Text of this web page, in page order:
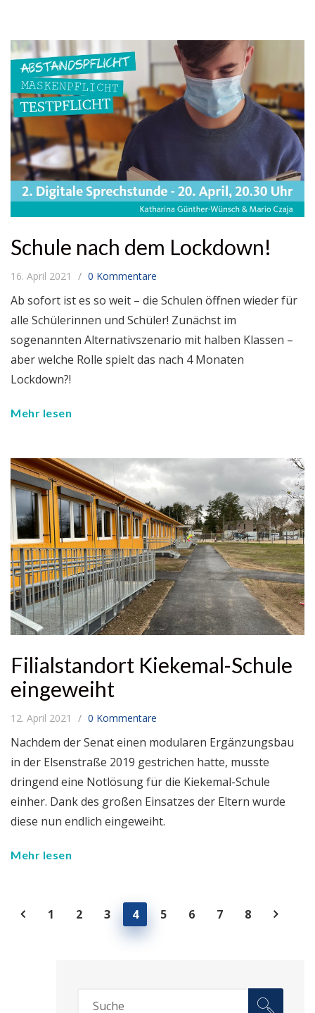
Schule nach dem Lockdown!
16. April 2021 0 Kommentare
Ab sofort ist es so weit – die Schulen öffnen wieder für
alle Schülerinnen und Schüler! Zunächst im
sogenannten Alternativszenario mit halben Klassen –
aber welche Rolle spielt das nach 4 Monaten
Lockdown?!
Mehr lesen
Filialstandort Kiekemal-Schule
eingeweiht
12. April 2021 0 Kommentare
Nachdem der Senat einen modularen Ergänzungsbau
in der Elsenstraße 2019 gestrichen hatte, musste
dringend eine Notlösung für die Kiekemal-Schule
einher. Dank des großen Einsatzes der Eltern wurde
diese nun endlich eingeweiht.
Mehr lesen
1 2 3 4 5 6 7 8